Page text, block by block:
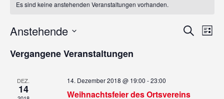
Es sind keine anstehenden Veranstaltungen vorhanden.
SucheListe
Anstehende
wählen.
Vergangene Veranstaltungen
DEZ.
14
14. Dezember 2018 @ 19:00 -23:00
Weihnachtsfeier des Ortsvereins